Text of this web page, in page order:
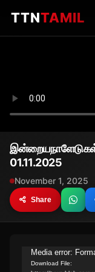
TTNTAMIL
01.11.2025
November 1, 2025
Share
Video
Player
Media error:
Download File: